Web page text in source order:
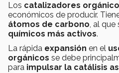
Los catalizadores
económicos de producir.
átomos de carbono, al que
químicos más activos.
La rápida expansión en el
orgánicos se debe
para impulsar la catálisis